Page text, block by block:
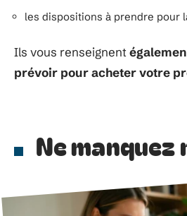
les dispositions à prendre pour
Ils vous renseignent
prévoir pour acheter votre
Ne manquez